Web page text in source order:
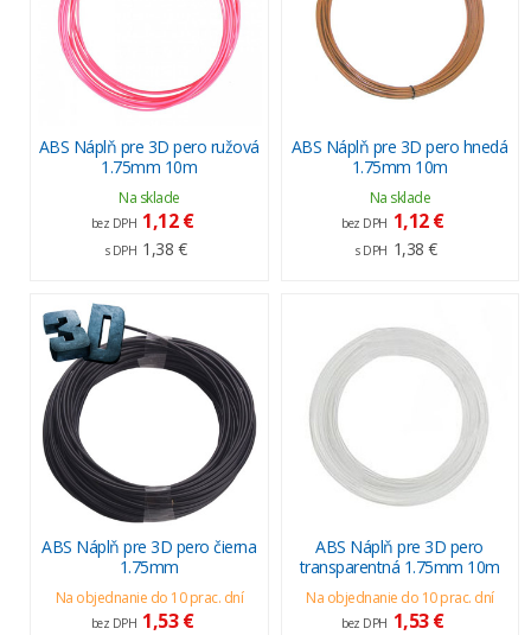
ABS Náplň pre 3D pero ružová
1.75mm 10m
Na sklade
bez DPH 1,12 €
s DPH 1,38 €
ABS Náplň pre 3D pero hnedá
1.75mm 10m
Na sklade
bez DPH 1,12 €
s DPH 1,38 €
ABS Náplň pre 3D pero čierna
1.75mm
Na objednanie do 10 prac. dní
bez DPH 1,53 €
ABS Náplň pre 3D pero
transparentná 1.75mm 10m
Na objednanie do 10 prac. dní
bez DPH 1,53 €